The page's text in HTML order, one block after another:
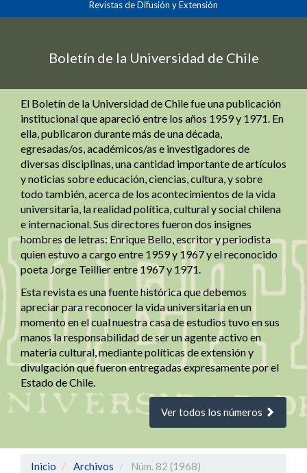
Contenido
lateral
Revistas de Difusión y Extensión
Boletín de la Universidad de Chile
El Boletín de la Universidad de Chile fue una publicación
institucional que apareció entre los años 1959 y 1971. En
ella, publicaron durante más de una década,
egresadas/os, académicos/as e investigadores de
diversas disciplinas, una cantidad importante de artículos
y noticias sobre educación, ciencias, cultura, y sobre
todo también, acerca de los acontecimientos de la vida
universitaria, la realidad política, cultural y social chilena
e internacional. Sus directores fueron dos insignes
hombres de letras: Enrique Bello, escritor y periodista
quien estuvo a cargo entre 1959 y 1967 y el reconocido
poeta Jorge Teillier entre 1967 y 1971.
Esta revista es una fuente histórica que debemos
apreciar para reconocer la vida universitaria en un
momento en el cual nuestra casa de estudios tuvo en sus
manos la responsabilidad de ser un agente activo en
materia cultural, mediante políticas de extensión y
divulgación que fueron entregadas expresamente por el
Estado de Chile.
Ver todos los números
Inicio Archivos Núm. 82 (1968)